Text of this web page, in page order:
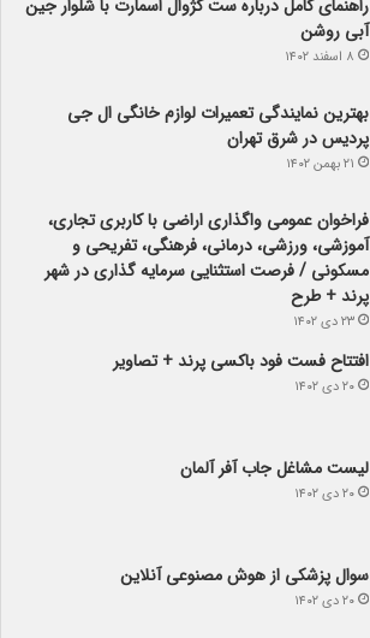
راهنمای کامل درباره ست کژوال اسمارت با شلوار جین
آبی روشن
۸ اسفند ۱۴۰۲
بهترین نمایندگی تعمیرات لوازم خانگی ال جی
پردیس در شرق تهران
۲۱ بهمن ۱۴۰۲
فراخوان عمومی واگذاری اراضی با کاربری تجاری،
آموزشی، ورزشی، درمانی، فرهنگی، تفریحی و
مسکونی / فرصت استثنایی سرمایه گذاری در شهر
پرند + طرح
۲۳ دی ۱۴۰۲
افتتاح فست فود باکسی پرند + تصاویر
۲۰ دی ۱۴۰۲
لیست مشاغل جاب آفر آلمان
۲۰ دی ۱۴۰۲
سوال پزشکی از هوش مصنوعی آنلاین
۲۰ دی ۱۴۰۲